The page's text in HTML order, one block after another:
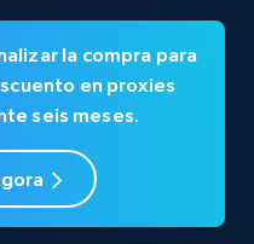
la compra para
enproxies
seis meses.